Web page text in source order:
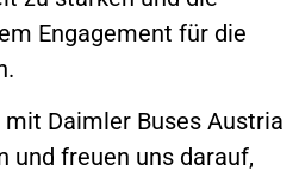
Engagement für die
Daimler Buses Austria
und freuen uns darauf,